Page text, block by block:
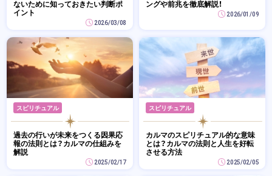
ないために知っておきたい判断ポ
イント
2026/03/08
ングや前兆を徹底解説！
2026/01/09
スピリチュアル
過去の行いが未来をつくる因果応
報の法則とは？カルマの仕組みを
解説
2025/02/17
スピリチュアル
カルマのスピリチュアル的な意味
とは？カルマの法則と人生を好転
させる方法
2025/02/05